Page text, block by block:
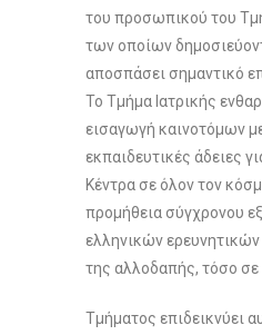
του προσωπικού του
των οποίων
αποσπάσει σημαντικό
Το Τμήμα Ιατρικής
εισαγωγή καινοτόμων
εκπαιδευτικές άδειες
Κέντρα σε όλον τον
προμήθεια σύγχρονου
ελληνικών
της αλλοδαπής, τόσο σε
Τμήματος επιδεικνύει